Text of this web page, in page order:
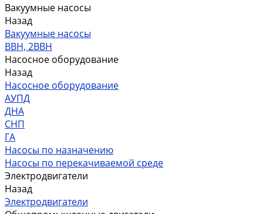
Вакуумные насосы
Назад
Вакуумные насосы
ВВН, 2ВВН
Насосное оборудование
Назад
Насосное оборудование
АУПД
ДНА
СНП
ГА
Насосы по назначению
Насосы по перекачиваемой среде
Электродвигатели
Назад
Электродвигатели